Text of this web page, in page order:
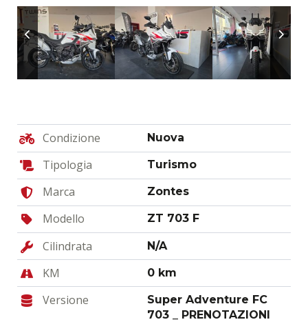
Condizione Nuova
Tipologia Turismo
Marca Zontes
Modello ZT 703 F
Cilindrata N/A
KM 0 km
Versione
Super Adventure FC
703 _ PRENOTAZIONI